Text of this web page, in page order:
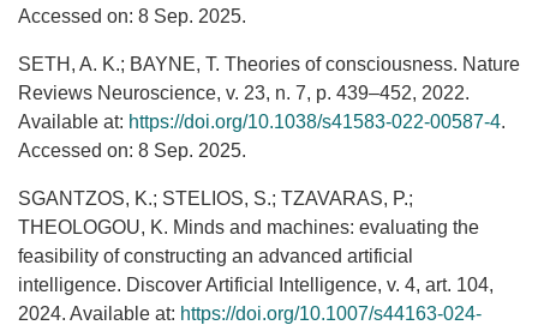
Accessed on: 8 Sep. 2025.
SETH, A. K.; BAYNE, T. Theories of consciousness. Nature
Reviews Neuroscience, v. 23, n. 7, p. 439–452, 2022.
Available at: https://doi.org/10.1038/s41583-022-00587-4.
Accessed on: 8 Sep. 2025.
SGANTZOS, K.; STELIOS, S.; TZAVARAS, P.;
THEOLOGOU, K. Minds and machines: evaluating the
feasibility of constructing an advanced artificial
intelligence. Discover Artificial Intelligence, v. 4, art. 104,
2024. Available at: https://doi.org/10.1007/s44163-024-